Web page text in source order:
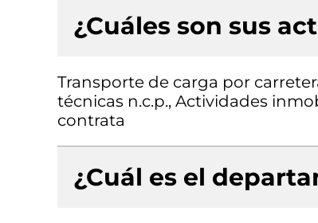
¿Cuáles son sus
Transporte de carga por
técnicas n.c.p., Actividades
contrata
¿Cuál es el